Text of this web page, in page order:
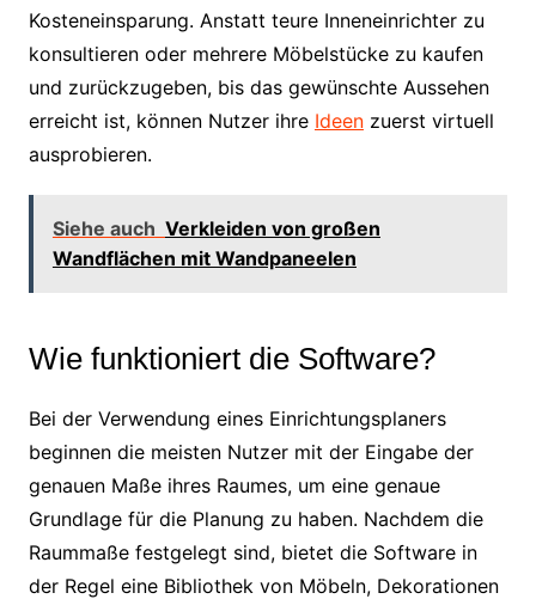
Kosteneinsparung. Anstatt teure Inneneinrichter zu
konsultieren oder mehrere Möbelstücke zu kaufen
und zurückzugeben, bis das gewünschte Aussehen
erreicht ist, können Nutzer ihre Ideenzuerst virtuell
ausprobieren.
Siehe auch Verkleiden von großen
Wandflächen mit Wandpaneelen
Wie funktioniert die Software?
Bei der Verwendung eines Einrichtungsplaners
beginnen die meisten Nutzer mit der Eingabe der
genauen Maße ihres Raumes, um eine genaue
Grundlage für die Planung zu haben. Nachdem die
Raummaße festgelegt sind, bietet die Software in
der Regel eine Bibliothek von Möbeln, Dekorationen